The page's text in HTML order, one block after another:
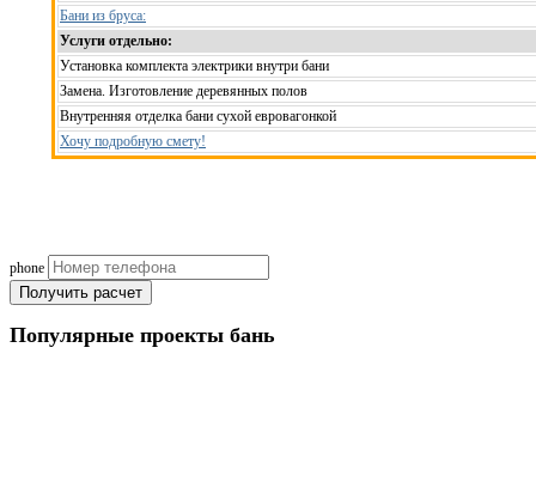
Бани из бруса:
Услуги отдельно:
Установка комплекта электрики внутри бани
Замена. Изготовление деревянных полов
Внутренняя отделка бани сухой евровагонкой
Хочу подробную смету!
phone
Получить расчет
Популярные проекты бань